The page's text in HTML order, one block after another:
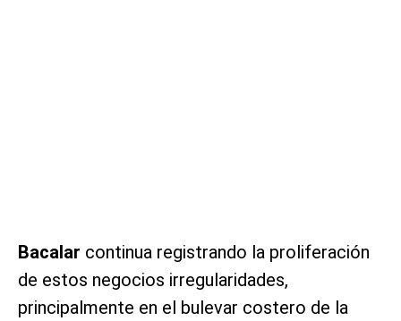
Bacalar continua registrando la proliferación
de estos negocios irregularidades,
principalmente en el bulevar costero de la